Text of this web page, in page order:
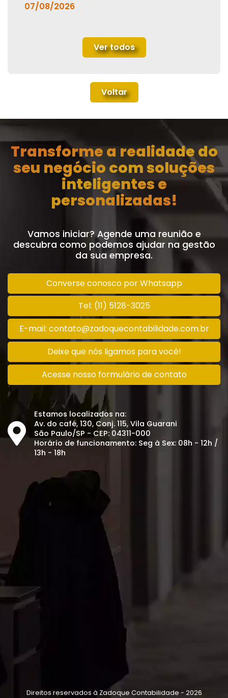
07/08/2026
Ver todos
Voltar
Transforme a realidade do
seu negócio com soluções
inteligentes e
personalizadas!
Vamos iniciar? Agende uma reunião e
descubra como podemos ajudar na gestão
da sua empresa.
Converse conosco por Whatsapp
Tel: (11) 5128-3025
E-mail: contato@zadoquecontabilidade.com.br
Deixe que nós ligamos para você!
Acesse nosso formulário de contato
Estamos localizados na:
Av. do café, 130, Conj. 115, Vila Guarani
São Paulo/SP - CEP: 04311-000
Horário de funcionamento: Seg à Sex: 08h - 12h /
13h - 18h
Direitos reservados à Zadoque Contabilidade - 2026